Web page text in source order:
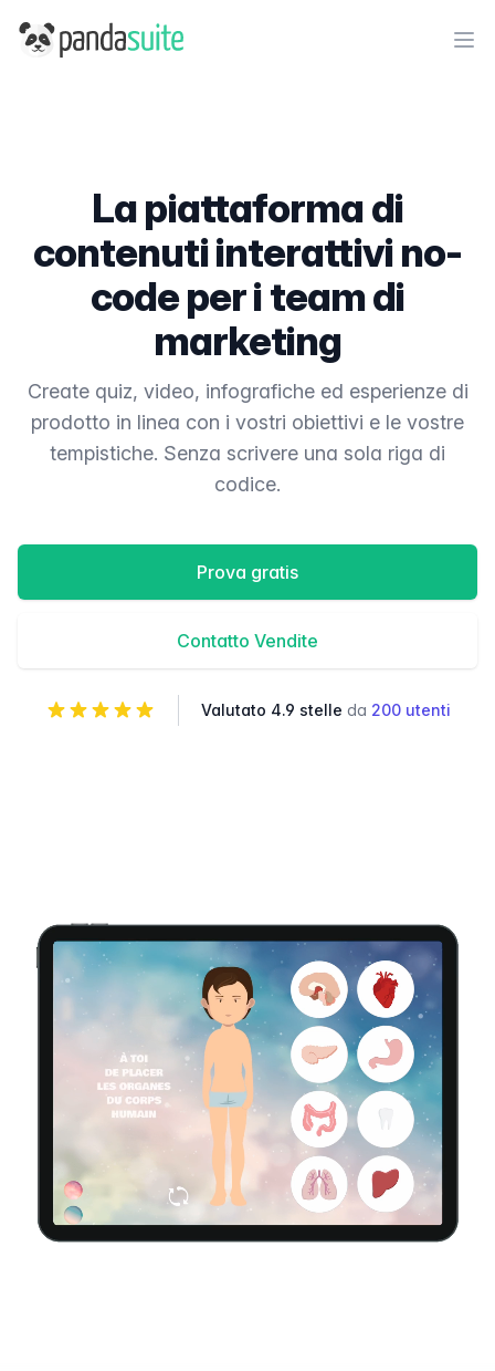
PandaSuite
La piattaforma di
contenuti interattivi no-
code per i team di
marketing
Create quiz, video, infografiche ed esperienze di
prodotto in linea con i vostri obiettivi e le vostre
tempistiche. Senza scrivere una sola riga di
codice.
Prova gratis
Contatto Vendite
Valutato 4.9 stelle da 200 utenti